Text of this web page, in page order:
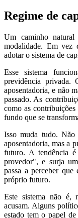
Regime de
Um caminho
modalidade. Em vez
adotar o sistema de
Esse sistema
previdência privada.
aposentadoria, e não
passado. As
como as
fundo que se
Isso muda tudo.
aposentadoria, mas a
futuro. A tendência é
provedor", e surja
passa a perceber que
próprio futuro.
Este sistema não é,
acusam. Alguns
estado tem o papel